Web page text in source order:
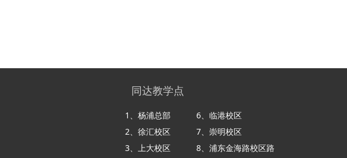
同达教学点
1、杨浦总部
2、徐汇校区
3、上大校区
6、临港校区
7、崇明校区
8、浦东金海路校区路